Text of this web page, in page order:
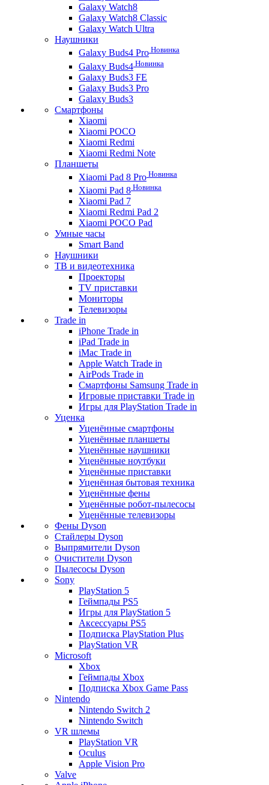
Galaxy Watch8
Galaxy Watch8 Classic
Galaxy Watch Ultra
Наушники
Galaxy Buds4 Pro Новинка
Galaxy Buds4 Новинка
Galaxy Buds3 FE
Galaxy Buds3 Pro
Galaxy Buds3
Смартфоны
Xiaomi
Xiaomi POCO
Xiaomi Redmi
Xiaomi Redmi Note
Планшеты
Xiaomi Pad 8 Pro Новинка
Xiaomi Pad 8 Новинка
Xiaomi Pad 7
Xiaomi Redmi Pad 2
Xiaomi POCO Pad
Умные часы
Smart Band
Наушники
ТВ и видеотехника
Проекторы
TV приставки
Мониторы
Телевизоры
Trade in
iPhone Trade in
iPad Trade in
iMac Trade in
Apple Watch Trade in
AirPods Trade in
Смартфоны Samsung Trade in
Игровые приставки Trade in
Игры для PlayStation Trade in
Уценка
Уценённые смартфоны
Уценённые планшеты
Уценённые наушники
Уценённые ноутбуки
Уценённые приставки
Уценённая бытовая техника
Уценённые фены
Уценённые робот-пылесосы
Уценённые телевизоры
Фены Dyson
Стайлеры Dyson
Выпрямители Dyson
Очистители Dyson
Пылесосы Dyson
Sony
PlayStation 5
Геймпады PS5
Игры для PlayStation 5
Аксессуары PS5
Подписка PlayStation Plus
PlayStation VR
Microsoft
Xbox
Геймпады Xbox
Подписка Xbox Game Pass
Nintendo
Nintendo Switch 2
Nintendo Switch
VR шлемы
PlayStation VR
Oculus
Apple Vision Pro
Valve